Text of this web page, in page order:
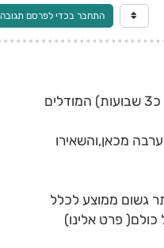
התחבר בכדי לפרסם תגובה
בראשית הדברים,נא לא לשכוח שהעת כתיבת התחזית החודשית למערכת זו( לפני כ3 שבועות) המודלים
הרחק מערבה מכאן,והשאירו
גשום ממוצע לכלל
פרט אלינו)